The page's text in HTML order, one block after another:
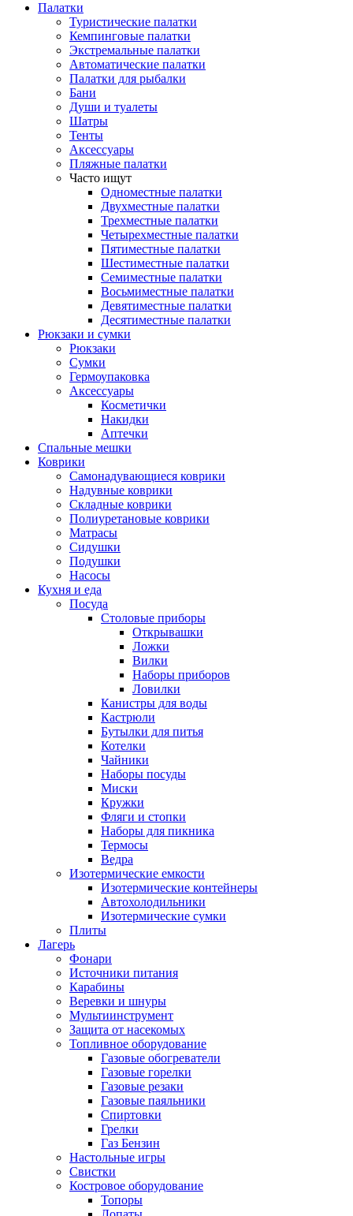
Палатки
Туристические палатки
Кемпинговые палатки
Экстремальные палатки
Автоматические палатки
Палатки для рыбалки
Бани
Души и туалеты
Шатры
Тенты
Аксессуары
Пляжные палатки
Часто ищут
Одноместные палатки
Двухместные палатки
Трехместные палатки
Четырехместные палатки
Пятиместные палатки
Шестиместные палатки
Семиместные палатки
Восьмиместные палатки
Девятиместные палатки
Десятиместные палатки
Рюкзаки и сумки
Рюкзаки
Сумки
Гермоупаковка
Аксессуары
Косметички
Накидки
Аптечки
Спальные мешки
Коврики
Самонадувающиеся коврики
Надувные коврики
Складные коврики
Полиуретановые коврики
Матрасы
Сидушки
Подушки
Насосы
Кухня и еда
Посуда
Столовые приборы
Открывашки
Ложки
Вилки
Наборы приборов
Ловилки
Канистры для воды
Кастрюли
Бутылки для питья
Котелки
Чайники
Наборы посуды
Миски
Кружки
Фляги и стопки
Наборы для пикника
Термосы
Ведра
Изотермические емкости
Изотермические контейнеры
Автохолодильники
Изотермические сумки
Плиты
Лагерь
Фонари
Источники питания
Карабины
Веревки и шнуры
Мультиинструмент
Защита от насекомых
Топливное оборудование
Газовые обогреватели
Газовые горелки
Газовые резаки
Газовые паяльники
Спиртовки
Грелки
Газ Бензин
Настольные игры
Свистки
Костровое оборудование
Топоры